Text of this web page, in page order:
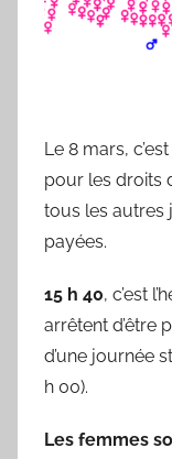
Le 8 mars,
pour les droits
tous les autres
payées.
15 h 40, c’est
arrêtent d’être
d’une journée
h 00).
Les femmes